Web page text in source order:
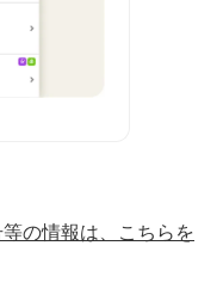
の情報は、こちらを